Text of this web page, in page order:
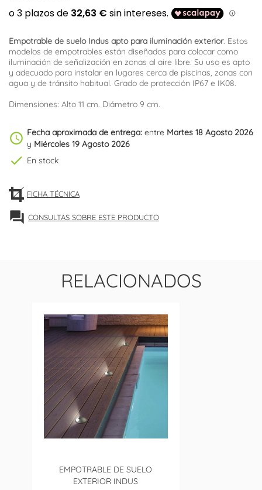
Empotrable de suelo Indus apto para iluminación exterior. Estos
modelos de empotrables están diseñados para colocar como
iluminación de señalización en zonas al aire libre. Su uso es apto
y adecuado para instalar en lugares cerca de piscinas, zonas con
agua y de tránsito habitual. Grado de protección IP67 e IK08.
Dimensiones: Alto 11 cm. Diámetro 9 cm.
schedule Fecha aproximada de entrega: entre Martes 18 Agosto 2026
y Miércoles 19 Agosto 2026
check En stock
FICHA TÉCNICA
forum CONSULTAS SOBRE ESTE PRODUCTO
RELACIONADOS
EMPOTRABLE DE SUELO
EXTERIOR INDUS